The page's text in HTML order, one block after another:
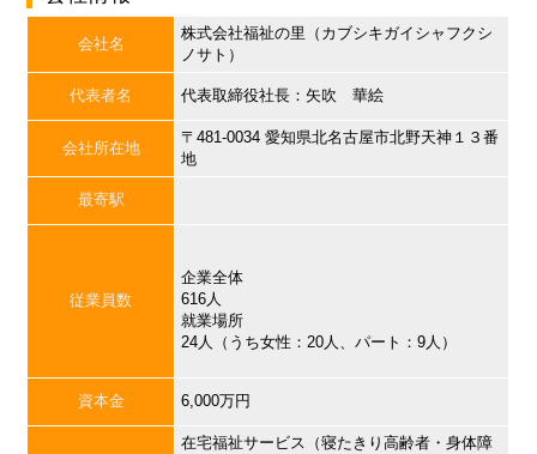
会社名
株式会社福祉の里（カブシキガイシャフクシ
ノサト）
代表者名 代表取締役社長：矢吹 華絵
会社所在地
〒481-0034 愛知県北名古屋市北野天神１３番
地
最寄駅
従業員数
企業全体
616人
就業場所
24人（うち女性：20人、パート：9人）
資本金 6,000万円
在宅福祉サービス（寝たきり高齢者・身体障